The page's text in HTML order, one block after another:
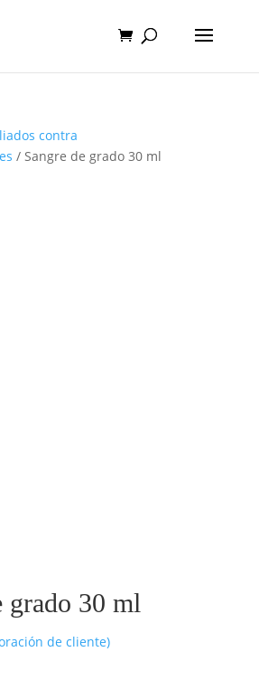
contra
/ Sangre de grado 30 ml
grado 30 ml
de cliente)